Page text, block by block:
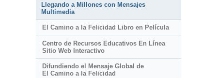
Llegando a Millones con Mensajes
Multimedia
El Camino a la Felicidad Libro en Película
Centro de Recursos Educativos En Línea
Sitio Web Interactivo
Difundiendo el Mensaje Global de
El Camino a la Felicidad